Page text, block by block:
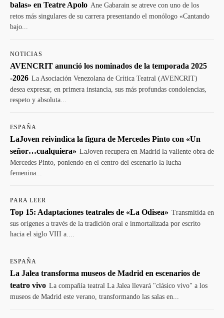
balas» en Teatre Apolo Ane Gabarain se atreve con uno de los
retos más singulares de su carrera presentando el monólogo «Cantando
bajo...
NOTICIAS
AVENCRIT anunció los nominados de la temporada 2025
-2026 La Asociación Venezolana de Crítica Teatral (AVENCRIT)
desea expresar, en primera instancia, sus más profundas condolencias,
respeto y absoluta...
ESPAÑA
LaJoven reivindica la figura de Mercedes Pinto con «Un
señor…cualquiera» LaJoven recupera en Madrid la valiente obra de
Mercedes Pinto, poniendo en el centro del escenario la lucha
femenina...
PARA LEER
Top 15: Adaptaciones teatrales de «La Odisea» Transmitida en
sus orígenes a través de la tradición oral e inmortalizada por escrito
hacia el siglo VIII a....
ESPAÑA
La Jalea transforma museos de Madrid en escenarios de
teatro vivo La compañía teatral La Jalea llevará "clásico vivo" a los
museos de Madrid este verano, transformando las salas en...